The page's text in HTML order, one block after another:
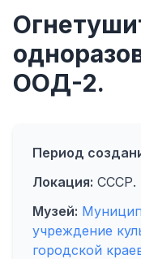
ООД-2.
Период
Локация: СССР.
Музей:
учреждение
городской